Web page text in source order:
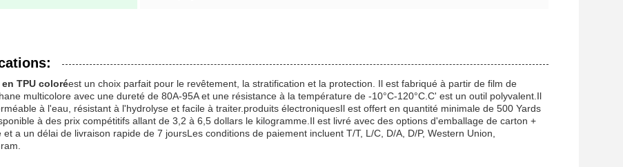
en TPU coloréest un choix parfait pour le revêtement, la stratification et la protection. Il est fabriqué à partir de film de
multicolore avec une dureté de 80A-95A et une résistance à la température de -10°C-120°C.C' est un outil polyvalent.Il
à l'eau, résistant à l'hydrolyse et facile à traiter.produits électroniquesIl est offert en quantité minimale de 500 Yards
à des prix compétitifs allant de 3,2 à 6,5 dollars le kilogramme.Il est livré avec des options d'emballage de carton +
et a un délai de livraison rapide de 7 joursLes conditions de paiement incluent T/T, L/C, D/A, D/P, Western Union,